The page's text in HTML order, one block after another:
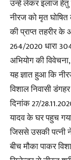
उन्हे लेकर इलाज हेतु
नीरज को मृत
की प्राप्त तहरीर
264/2020 धारा
अभियोग की
यह ज्ञात हुआ कि
विशाल निवासी
दिनांक 27/
यादव के घर पहुच
जिससे उसकी पत्नी नें
बीच मौका पाकर